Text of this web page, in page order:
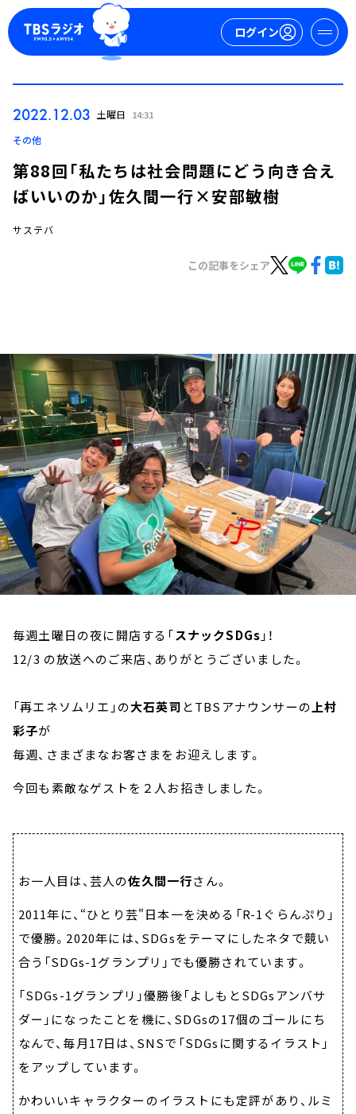
ログイン
お知らせ
イベント・グッズ
YouTube
会社情報
2022.12.03 土曜日 14:31
その他
第88回「私たちは社会問題にどう向き合え
ばいいのか」佐久間一行×安部敏樹
サステバ
この記事をシェア
毎週土曜日の夜に開店する「スナックSDGs 」！
12/3 の放送へのご来店、ありがとうございました。
「再エネソムリエ」の大石英司 とTBSアナウンサーの上村
彩子が
毎週、さまざまなお客さまをお迎えします。
今回も素敵なゲストを２人お招きしました。
お一人目は、芸人の佐久間一行さん。
2011年に、“ひとり芸"日本一を決める「R-1ぐらんぷり」
で優勝。2020年には、SDGsをテーマにしたネタで競い
合う「SDGs-1グランプリ」でも優勝されています。
「SDGs-1グランプリ」優勝後「よしもとSDGsアンバサ
ダー」になったことを機に、SDGsの17個のゴールにち
なんで、毎月17日は、SNSで「SDGsに関するイラスト」
をアップしています。
かわいいキャラクターのイラストにも定評があり、ルミ